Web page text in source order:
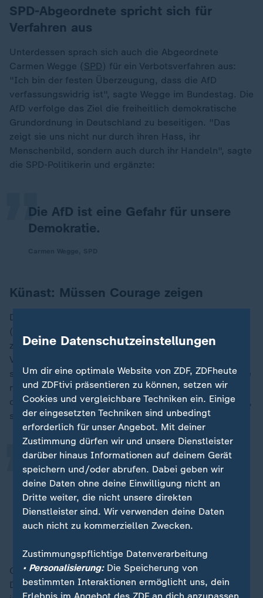
SPD-Abgeordnete spricht sich für
Verfahren aus
Unterdessen sprach sich auch die Abgeordnete
Carmen Wegge (SPD) für ein Verbotsverfahren aus:
"Ich bin der festen Überzeugung, dass die AfD
verfassungswidrig ist", sagte Wegge im Bundestag. Die
AfD verfolge das Ziel die freiheitlich demokratische
Grundordnung in Deutschland zu beseitigen. "Das
zeigt sie uns nicht nur durch ihren Hass, ihr
Menschenbild, sondern auch durch ihr Handeln", sagte
die SPD-Politikerin und ergänzte:
Die AfD ist eine Gefahr für unsere
Demokratie.
„
Künast: Müssen Courage zeigen
Die ehemalige Bundesministerin Renate Künast
(
zunächst eine Prüfung vorschalten will, ob ein AfD-
Verbotsverfahren wirklich Aussichten auf Erfolg hätte,
sagte in Berlin: "Nach dem gestrigen Tag ist das heute
noch wichtiger, über dieses Thema zu reden." Auch an
die CDU/CSU-Fraktion und die FDP-Fraktion gerichtet,
sagte Künast:
Es gibt Tage, da sind wir als
Mitglieder des hohen Hauses nicht
einfach nur Fachabgeordnete,
sondern müssen wir Courage zeigen.
„
Courage heiße, Instrumente, "die zur Verteidigung der
Demokratie aufgeschrieben wurden, ins Grundgesetz,
Deine Datenschutzeinstellungen
Um dir eine optimale Website von ZDF, ZDFheute
und ZDFtivi präsentieren zu können, setzen wir
Cookies und vergleichbare Techniken ein. Einige
der eingesetzten Techniken sind unbedingt
erforderlich für unser Angebot. Mit deiner
Zustimmung dürfen wir und unsere Dienstleister
darüber hinaus Informationen auf deinem Gerät
speichern und/oder abrufen. Dabei geben wir
deine Daten ohne deine Einwilligung nicht an
Dritte weiter, die nicht unsere direkten
Dienstleister sind. Wir verwenden deine Daten
auch nicht zu kommerziellen Zwecken.
Zustimmungspflichtige Datenverarbeitung
• Personalisierung:Die Speicherung von
bestimmten Interaktionen ermöglicht uns, dein